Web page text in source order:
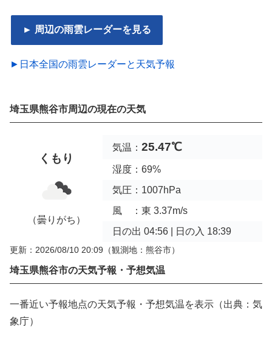
► 周辺の雨雲レーダーを見る
►日本全国の雨雲レーダーと天気予報
埼玉県熊谷市周辺の現在の天気
くもり
（曇りがち）
気温： 25.47℃
湿度：69%
気圧：1007hPa
風 ：東 3.37m/s
日の出 04:56 | 日の入 18:39
更新：2026/08/10 20:09 （観測地：熊谷市）
埼玉県熊谷市の天気予報・予想気温
一番近い予報地点の天気予報・予想気温を表示（出典：気
象庁）